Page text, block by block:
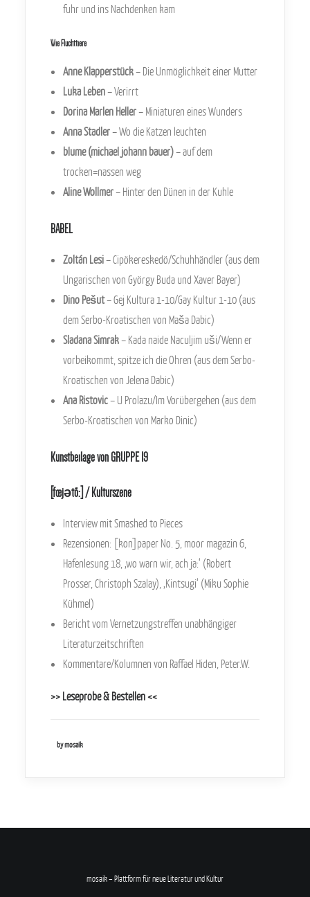
fuhr und ins Nachdenken kam
Wie Fluchttiere
Anne Klapperstück– Die Unmöglichkeit einer Mutter
Luka Leben– Verirrt
Dorina Marlen Heller– Miniaturen eines Wunders
Anna Stadler– Wo die Katzen leuchten
blume (michael johann bauer)– auf dem
trocken=nassen weg
Aline Wollmer– Hinter den Dünen in der Kuhle
BABEL
Zoltán Lesi– Cipökereskedö/Schuhhändler (aus dem
Ungarischen von György Buda und Xaver Bayer)
Dino Pešut– Gej Kultura 1-10/Gay Kultur 1-10 (aus
dem Serbo-Kroatischen von Maša Dabic)
Sladana Simrak– Kada naide Naculjim uši/Wenn er
vorbeikommt, spitze ich die Ohren (aus dem Serbo-
Kroatischen von Jelena Dabic)
Ana Ristovic– U Prolazu/Im Vorübergehen (aus dem
Serbo-Kroatischen von Marko Dinic)
Kunstbeilage von GRUPPE 19
fœjətõ: ] / Kulturszene
Interview mit Smashed to Pieces
Rezensionen: [kon]paper No. 5, moor magazin 6,
Hafenlesung 18, ‚wo warn wir, ach ja:‘ (Robert
Prosser, Christoph Szalay), ‚Kintsugi‘ (Miku Sophie
Kühmel)
Bericht vom Vernetzungstreffen unabhängiger
Literaturzeitschriften
Kommentare/Kolumnen von Raffael Hiden, Peter.W.
>> Leseprobe & Bestellen <<
by mosaik
mosaik – Plattform für neue Literatur und Kultur